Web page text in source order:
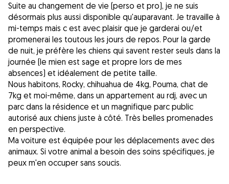
Suite au changement de vie (perso et pro), je ne suis
désormais plus aussi disponible qu'auparavant. Je travaille à
mi-temps mais c est avec plaisir que je garderai ou/et
promenerai les toutous les jours de repos. Pour la garde
de nuit, je préfère les chiens qui savent rester seuls dans la
journée (le mien est sage et propre lors de mes
absences) et idéalement de petite taille.
Nous habitons, Rocky, chihuahua de 4kg, Pouma, chat de
7kg et moi-même, dans un appartement au rdj, avec un
parc dans la résidence et un magnifique parc public
autorisé aux chiens juste à côté. Très belles promenades
en perspective.
Ma voiture est équipée pour les déplacements avec des
animaux. Si votre animal a besoin des soins spécifiques, je
peux m'en occuper sans soucis.